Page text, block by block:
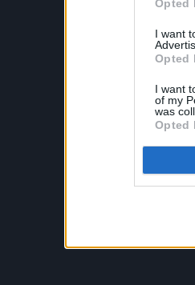
Opted
I want
Opted
I want
of my
was
Opted